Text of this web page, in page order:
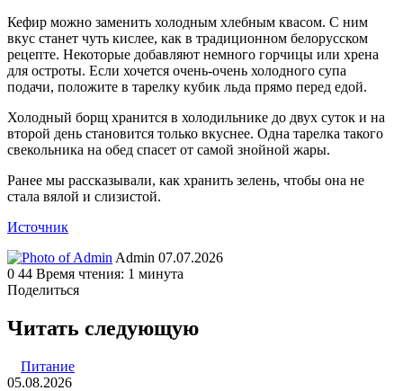
Кефир можно заменить холодным хлебным квасом. С ним
вкус станет чуть кислее, как в традиционном белорусском
рецепте. Некоторые добавляют немного горчицы или хрена
для остроты. Если хочется очень-очень холодного супа
подачи, положите в тарелку кубик льда прямо перед едой.
Холодный борщ хранится в холодильнике до двух суток и на
второй день становится только вкуснее. Одна тарелка такого
свекольника на обед спасет от самой знойной жары.
Ранее мы рассказывали, как хранить зелень, чтобы она не
стала вялой и слизистой.
Источник
Admin Send
an
07.07.2026
0 44 Время чтения: 1 минута
Поделиться
через
электронную
Читать следующую
Питание
05.08.2026